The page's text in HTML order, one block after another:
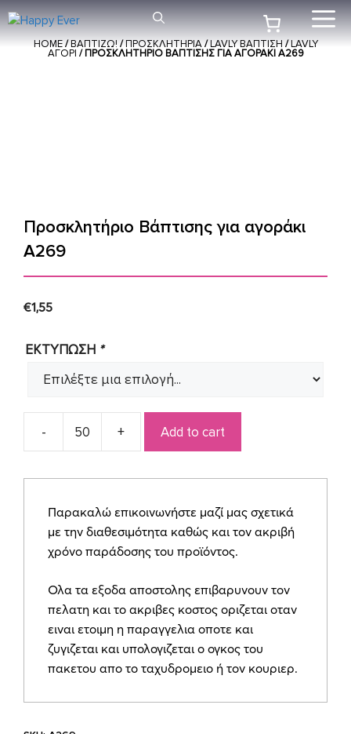
Μετάβαση
σε
περιεχόμενο
HOME/ΒΑΠΤΙΖΩ!/ΠΡΟΣΚΛΗΤΗΡΙΑ/LAVLY ΒΑΠΤΙΣΗ/LAVLY
ΑΓΟΡΙ / ΠΡΟΣΚΛΗΤΉΡΙΟ ΒΆΠΤΙΣΗΣ ΓΙΑ ΑΓΟΡΆΚΙ Α269
Προσκλητήριο Βάπτισης για αγοράκι
Α269
€1,55
ΕΚΤΥΠΩΣΗ *
Προσκλητήριο
για
Α269
quantity
Add to cart
Παρακαλώ επικοινωνήστε μαζί μας σχετικά
με την διαθεσιμότητα καθώς και τον ακριβή
χρόνο παράδοσης του προϊόντος.
Ολα τα εξοδα αποστολης επιβαρυνουν τον
πελατη και το ακριβες κοστος οριζεται οταν
ειναι ετοιμη η παραγγελια οποτε και
ζυγιζεται και υπολογιζεται ο ογκος του
πακετου απο το ταχυδρομειο ή τον κουριερ.